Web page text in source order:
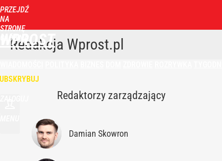
PRZEJDŹ
NA
STRONĘ
GŁÓWNĄ
WPROST
Redakcja Wprost.pl
Redaktorzy zarządzający
Damian Skowron